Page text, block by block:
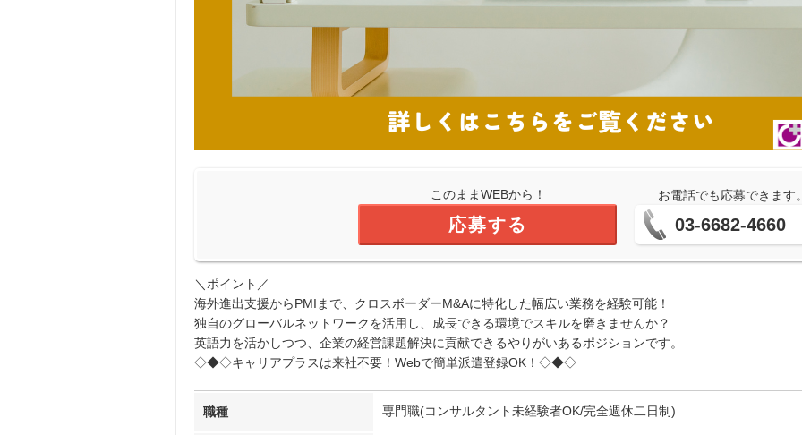
このままWEBから！
応募する
お電話でも応募できます
03-6682-4660
＼ポイント／
海外進出支援からPMIまで、クロスボーダーM&Aに特化した幅広い業務を経験可能！
独自のグローバルネットワークを活用し、成長できる環境でスキルを磨きませんか？
英語力を活かしつつ、企業の経営課題解決に貢献できるやりがいあるポジションです。
◇◆◇キャリアプラスは来社不要！Webで簡単派遣登録OK！◇◆◇
職種 専門職(コンサルタント未経験者OK/完全週休二日制)